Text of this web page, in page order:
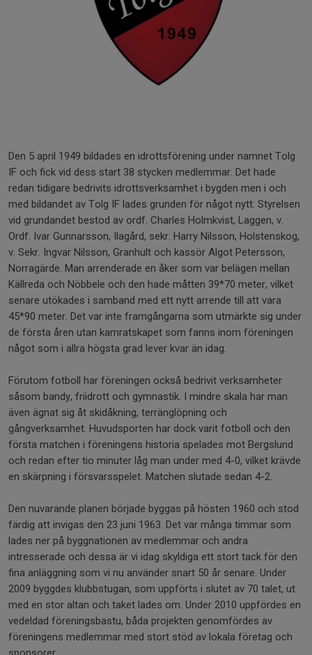
Den 5 april 1949 bildades en idrottsförening under namnet Tolg
IF och fick vid dess start 38 stycken medlemmar. Det hade
redan tidigare bedrivits idrottsverksamhet i bygden men i och
med bildandet av Tolg IF lades grunden för något nytt. Styrelsen
vid grundandet bestod av ordf. Charles Holmkvist, Laggen, v.
Ordf. Ivar Gunnarsson, Ilagård, sekr. Harry Nilsson, Holstenskog,
v. Sekr. Ingvar Nilsson, Granhult och kassör Algot Petersson,
Norragärde. Man arrenderade en åker som var belägen mellan
Källreda och Nöbbele och den hade måtten 39*70 meter, vilket
senare utökades i samband med ett nytt arrende till att vara
45*90 meter. Det var inte framgångarna som utmärkte sig under
de första åren utan kamratskapet som fanns inom föreningen
något som i allra högsta grad lever kvar än idag.
Förutom fotboll har föreningen också bedrivit verksamheter
såsom bandy, friidrott och gymnastik. I mindre skala har man
även ägnat sig åt skidåkning, terränglöpning och
gångverksamhet. Huvudsporten har dock varit fotboll och den
första matchen i föreningens historia spelades mot Bergslund
och redan efter tio minuter låg man under med 4-0, vilket krävde
en skärpning i försvarsspelet. Matchen slutade sedan 4-2.
Den nuvarande planen började byggas på hösten 1960 och stod
färdig att invigas den 23 juni 1963. Det var många timmar som
lades ner på byggnationen av medlemmar och andra
intresserade och dessa är vi idag skyldiga ett stort tack för den
fina anläggning som vi nu använder snart 50 år senare. Under
2009 byggdes klubbstugan, som uppförts i slutet av 70 talet, ut
med en stor altan och taket lades om. Under 2010 uppfördes en
vedeldad föreningsbastu, båda projekten genomfördes av
föreningens medlemmar med stort stöd av lokala företag och